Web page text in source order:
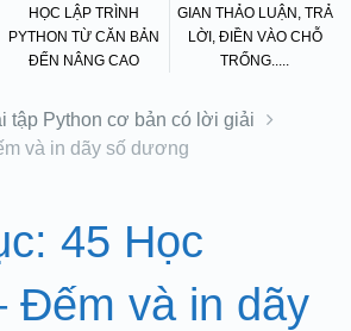
HỌC LẬP TRÌNH
PYTHON TỪ CĂN BẢN
ĐẾN NÂNG CAO
GIAN THẢO LUẬN, TRẢ
LỜI, ĐIỀN VÀO CHỖ
TRỐNG.....
tập Python cơ bản có lời giải
và in dãy số dương
45 Học
Đếm và in dãy